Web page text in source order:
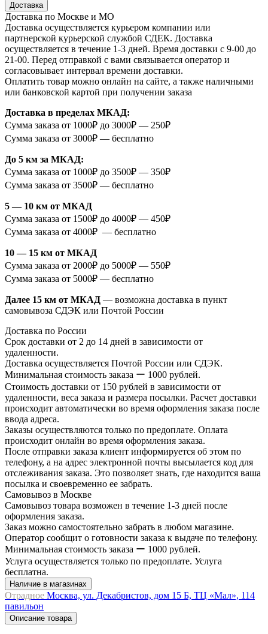
Доставка
Доставка по Москве и МО
Доставка осуществляется курьером компании или
партнерской курьерской службой СДЕК. Доставка
осуществляется в течение 1-3 дней. Время доставки с 9-00 до
21-00. Перед отправкой с вами связывается оператор и
согласовывает интервал времени доставки.
Оплатить товар можно онлайн на сайте, а также наличными
или банковской картой при получении заказа
Доставка в пределах МКАД:
Сумма заказа от 1000₽ до 3000₽ — 250₽
Сумма заказа от 3000₽ — бесплатно
До 5 км за МКАД:
Сумма заказа от 1000₽ до 3500₽ — 350₽
Сумма заказа от 3500₽ — бесплатно
5 — 10 км от МКАД
Сумма заказа от 1500₽ до 4000₽ — 450₽
Сумма заказа от 4000₽ — бесплатно
10 — 15 км от МКАД
Сумма заказа от 2000₽ до 5000₽ — 550₽
Сумма заказа от 5000₽ — бесплатно
Далее 15 км от МКАД — возможна доставка в пункт
самовывоза СДЭК или Почтой России
Доставка по России
Срок доставки от 2 до 14 дней в зависимости от
удаленности.
Доставка осуществляется Почтой России или СДЭК.
Минимальная стоимость заказа ー 1000 рублей.
Стоимость доставки от 150 рублей в зависимости от
удаленности, веса заказа и размера посылки. Расчет доставки
происходит автоматически во время оформления заказа после
ввода адреса.
Заказы осуществляются только по предоплате. Оплата
происходит онлайн во время оформления заказа.
После отправки заказа клиент информируется об этом по
телефону, а на адрес электронной почты высылается код для
отслеживания заказа. Это позволяет знать, где находится ваша
посылка и своевременно ее забрать.
Самовывоз в Москве
Самовывоз товара возможен в течение 1-3 дней после
оформления заказа.
Заказ можно самостоятельно забрать в любом магазине.
Оператор сообщит о готовности заказа к выдаче по телефону.
Минимальная стоимость заказа ー 1000 рублей.
Услуга осуществляется только по предоплате. Услуга
бесплатна.
Наличие в магазинах
Отрадное Москва, ул. Декабристов, дом 15 Б, ТЦ «Мал», 114
павильон
Описание товара